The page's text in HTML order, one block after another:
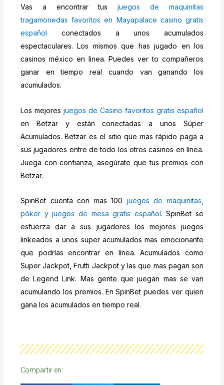
Vas a encontrar tusjuegos de maquinitas
tragamonedas favoritos en Mayapalace casino gratis
español conectados a unos acumulados
espectaculares. Los mismos que has jugado en los
casinos méxico en linea. Puedes ver to compañeros
ganar en tiempo real cuando van ganando los
acumulados.
Los mejoresjuegos de Casino favoritos gratis español
en Betzar y están conectadas a unos Súper
Acumulados. Betzar es el sitio que mas rápido paga a
sus jugadores entre de todo los otros casinos en línea.
Juega con confianza, asegúrate que tus premios con
Betzar.
SpinBet cuenta con mas 100 juegos de maquinitas,
póker y juegos de mesa gratis español. SpinBet se
esfuerza dar a sus jugadores los mejores juegos
linkeados a unos super acumulados mas emocionante
que podrías encontrar en línea. Acumulados como
Super Jackpot, Frutti Jackpot y las que mas pagan son
de Legend Link. Mas gente que juegan mas se van
acumulando los premios. En SpinBet puedes ver quien
gana los acumulados en tiempo real.
Compartir en: